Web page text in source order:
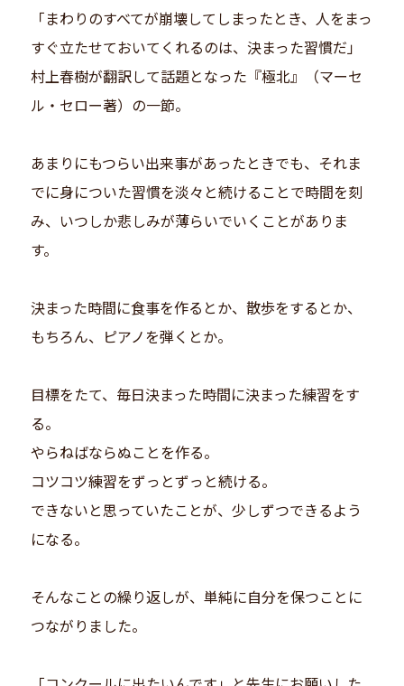
「まわりのすべてが崩壊してしまったとき、人をまっ
すぐ立たせておいてくれるのは、決まった習慣だ」
村上春樹が翻訳して話題となった『極北』（マーセ
ル・セロー著）の一節。
あまりにもつらい出来事があったときでも、それま
でに身についた習慣を淡々と続けることで時間を刻
み、いつしか悲しみが薄らいでいくことがありま
す。
決まった時間に食事を作るとか、散歩をするとか、
もちろん、ピアノを弾くとか。
目標をたて、毎日決まった時間に決まった練習をす
る。
やらねばならぬことを作る。
コツコツ練習をずっとずっと続ける。
できないと思っていたことが、少しずつできるよう
になる。
そんなことの繰り返しが、単純に自分を保つことに
つながりました。